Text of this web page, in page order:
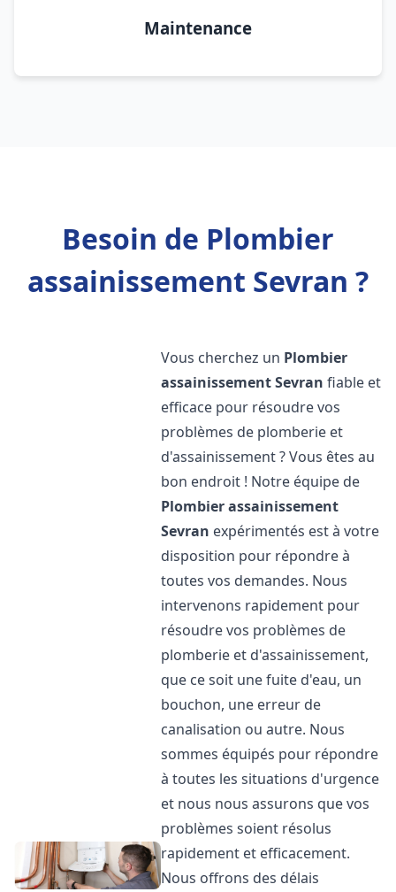
Maintenance
Besoin de Plombier
assainissement Sevran ?
Vous cherchez un Plombier
assainissementSevran fiable et
efficace pour résoudre vos
problèmes de plomberie et
d'assainissement ? Vous êtes au
bon endroit ! Notre équipe de
Plombier assainissement
Sevran expérimentés est à votre
disposition pour répondre à
toutes vos demandes. Nous
intervenons rapidement pour
résoudre vos problèmes de
plomberie et d'assainissement,
que ce soit une fuite d'eau, un
bouchon, une erreur de
canalisation ou autre. Nous
sommes équipés pour répondre
à toutes les situations d'urgence
et nous nous assurons que vos
problèmes soient résolus
rapidement et efficacement.
Nous offrons des délais